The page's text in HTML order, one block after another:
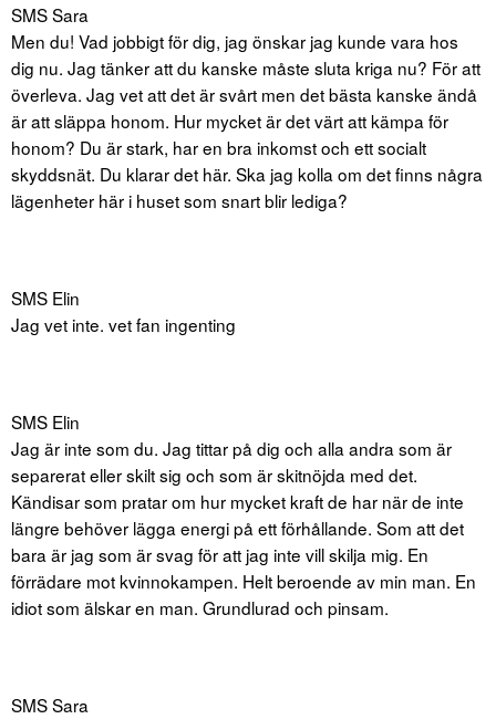
SMS Sara
Men du! Vad jobbigt för dig, jag önskar jag kunde vara hos
dig nu. Jag tänker att du kanske måste sluta kriga nu? För att
överleva. Jag vet att det är svårt men det bästa kanske ändå
är att släppa honom. Hur mycket är det värt att kämpa för
honom? Du är stark, har en bra inkomst och ett socialt
skyddsnät. Du klarar det här. Ska jag kolla om det finns några
lägenheter här i huset som snart blir lediga?
SMS Elin
Jag vet inte. vet fan ingenting
SMS Elin
Jag är inte som du. Jag tittar på dig och alla andra som är
separerat eller skilt sig och som är skitnöjda med det.
Kändisar som pratar om hur mycket kraft de har när de inte
längre behöver lägga energi på ett förhållande. Som att det
bara är jag som är svag för att jag inte vill skilja mig. En
förrädare mot kvinnokampen. Helt beroende av min man. En
idiot som älskar en man. Grundlurad och pinsam.
SMS Sara